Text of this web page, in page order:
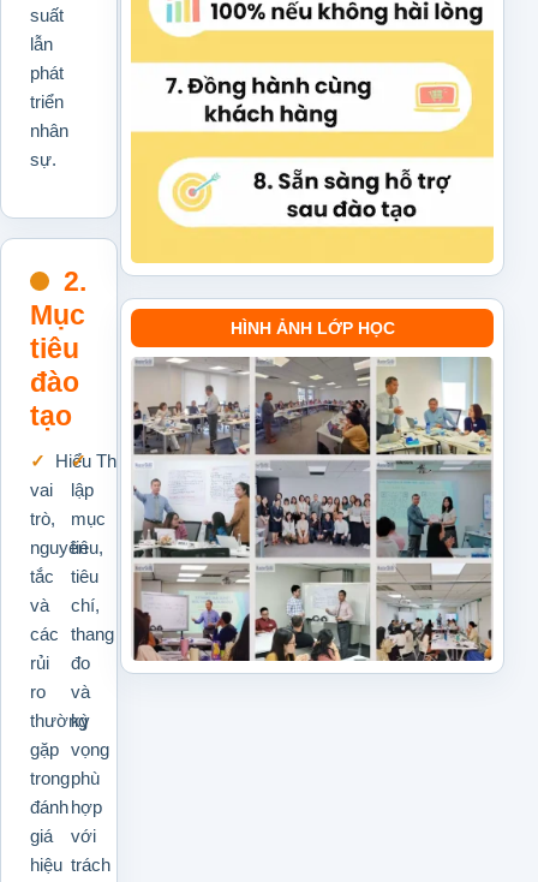
suất
lẫn
phát
triển
nhân
sự.
2.
Mục
tiêu
đào
tạo
Hiểu
vai
trò,
nguyên
tắc
và
các
rủi
ro
thường
gặp
trong
đánh
giá
hiệu
Thiết
lập
mục
tiêu,
tiêu
chí,
thang
đo
và
kỳ
vọng
phù
hợp
với
trách
HÌNH ẢNH LỚP HỌC